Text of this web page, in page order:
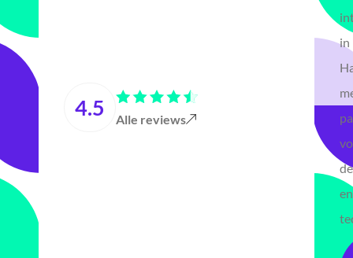
in
en
4.5 Alle reviews